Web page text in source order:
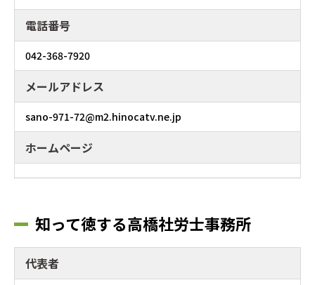
電話番号
042-368-7920
メールアドレス
sano-971-72@m2.hinocatv.ne.jp
ホームページ
知って徳する高橋社労士事務所
代表者